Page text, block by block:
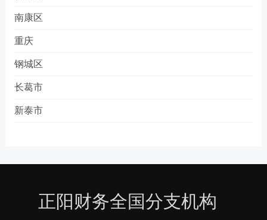
南康区
重庆
钢城区
长葛市
新泰市
正阳财务全国分支机构